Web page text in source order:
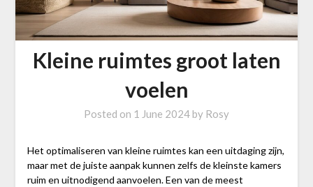
Kleine ruimtes groot laten
voelen
Posted on 1 June 2024 by Rosy
Het optimaliseren van kleine ruimtes kan een uitdaging zijn,
maar met de juiste aanpak kunnen zelfs de kleinste kamers
ruim en uitnodigend aanvoelen. Een van de meest